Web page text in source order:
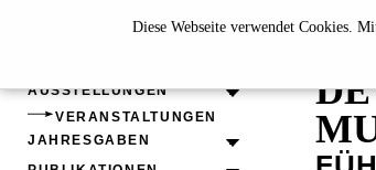
Diese Webseite verwendet Cookies.
AUSSTELLUNGEN
VERANSTALTUNGEN
JAHRESGABEN